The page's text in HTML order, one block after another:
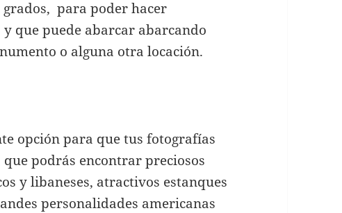
para poder hacer
que puede abarcar abarcando
o alguna otra locación.
opción para que tus fotografías
podrás encontrar preciosos
y libaneses, atractivos estanques
personalidades americanas